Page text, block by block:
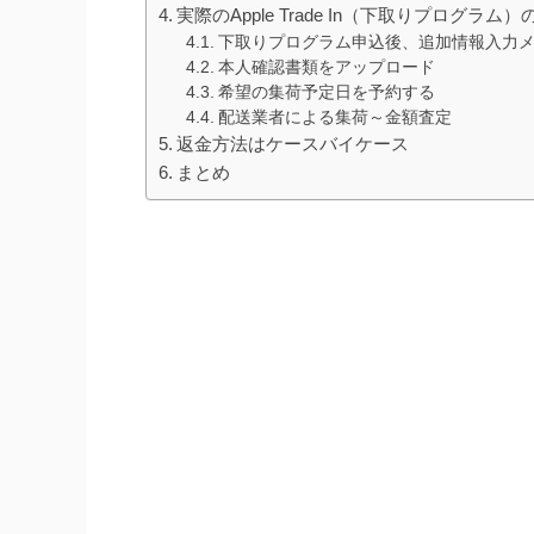
実際のApple Trade In（下取りプログラム）
下取りプログラム申込後、追加情報入力
本人確認書類をアップロード
希望の集荷予定日を予約する
配送業者による集荷～金額査定
返金方法はケースバイケース
まとめ